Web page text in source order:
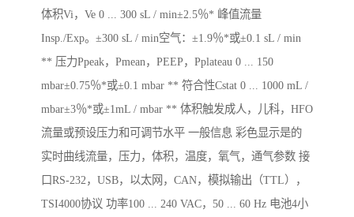
体积Vi，Ve 0 ... 300 sL / min±2.5％* 峰值流量
Insp./Exp。±300 sL / min空气：±1.9％*或±0.1 sL / min
** 压力Ppeak，Pmean，PEEP，Pplateau 0 ... 150
mbar±0.75％*或±0.1 mbar ** 符合性Cstat 0 ... 1000 mL /
mbar±3％*或±1mL / mbar ** 体积触发成人，儿科，HFO
流量或预设压力和可调节水平 一般信息 彩色显示是的
实时曲线流量，压力，体积，温度，氧气，通气参数 接
口RS-232，USB，以太网，CAN，模拟输出（TTL），
TSI4000协议 功率100 ... 240 VAC，50 ... 60 Hz 电池4小